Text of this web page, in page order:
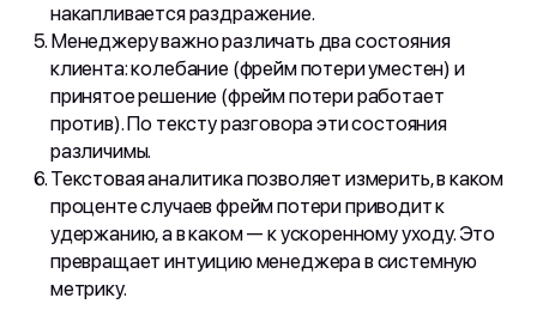
накапливается раздражение.
Менеджеру важно различать два состояния
клиента: колебание (фрейм потери уместен) и
принятое решение (фрейм потери работает
против). По тексту разговора эти состояния
различимы.
Текстовая аналитика позволяет измерить, в каком
проценте случаев фрейм потери приводит к
удержанию, а в каком — к ускоренному уходу. Это
превращает интуицию менеджера в системную
метрику.